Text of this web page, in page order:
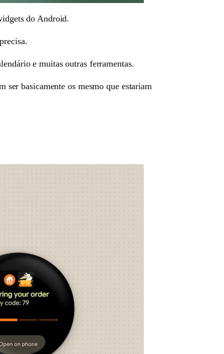
do Android.
e muitas outras ferramentas.
ser basicamente os mesmo que estariam